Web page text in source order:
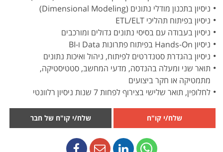
ניסיון בתכנון מודלי נתונים (Dimensional Modeling)
ניסיון בפיתוח תהליכי ETL/ELT
ניסיון בעבודה עם בסיסי נתונים גדולים ומורכבים
ניסיון Hands-On בפיתוח פתרונות Data ו-BI
ניסיון בהגדרת סטנדרטים לפיתוח, ניהול ואיכות נתונים
תואר שני ומעלה בהנדסה, מדעי המחשב, סטטיסטיקה,
מתמטיקה או חקר ביצועים
לחלופין, תואר שלישי בצירוף לפחות 7 שנות ניסיון רלוונטי
שלח/י קו"ח שלח/י קו"ח של חבר